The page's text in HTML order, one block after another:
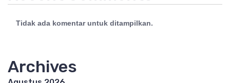
Tidak ada komentar untuk ditampilkan.
Archives